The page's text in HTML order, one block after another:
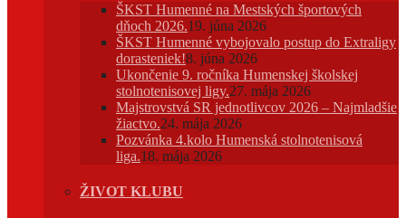
ŠKST Humenné na Mestských športových
dňoch 2026.19. júna 2026
ŠKST Humenné vybojovalo postup do Extraligy
dorasteniek!8. júna 2026
Ukončenie 9. ročníka Humenskej školskej
stolnotenisovej ligy.27. mája 2026
Majstrovstvá SR jednotlivcov 2026 – Najmladšie
žiactvo.24. mája 2026
Pozvánka 4.kolo Humenská stolnotenisová
liga.18. mája 2026
ŽIVOT KLUBU